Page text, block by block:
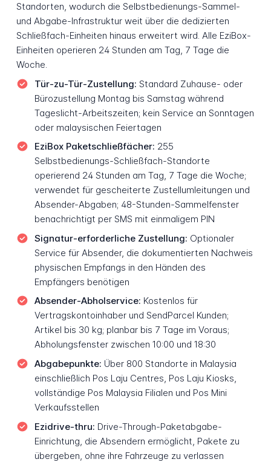
Standorten, wodurch die Selbstbedienungs-Sammel-
und Abgabe-Infrastruktur weit über die dedizierten
Schließfach-Einheiten hinaus erweitert wird. Alle EziBox-
Einheiten operieren 24 Stunden am Tag, 7 Tage die
Woche.
Tür-zu-Tür-Zustellung: Standard Zuhause- oder
Bürozustellung Montag bis Samstag während
Tageslicht-Arbeitszeiten; kein Service an Sonntagen
oder malaysischen Feiertagen
EziBox Paketschließfächer: 255
Selbstbedienungs-Schließfach-Standorte
operierend 24 Stunden am Tag, 7 Tage die Woche;
verwendet für gescheiterte Zustellumleitungen und
Absender-Abgaben; 48-Stunden-Sammelfenster
benachrichtigt per SMS mit einmaligem PIN
Signatur-erforderliche Zustellung: Optionaler
Service für Absender, die dokumentierten Nachweis
physischen Empfangs in den Händen des
Empfängers benötigen
Absender-Abholservice: Kostenlos für
Vertragskontoinhaber und SendParcel Kunden;
Artikel bis 30 kg; planbar bis 7 Tage im Voraus;
Abholungsfenster zwischen 10:00 und 18:30
Abgabepunkte: Über 800 Standorte in Malaysia
einschließlich Pos Laju Centres, Pos Laju Kiosks,
vollständige Pos Malaysia Filialen und Pos Mini
Verkaufsstellen
Ezidrive-thru: Drive-Through-Paketabgabe-
Einrichtung, die Absendern ermöglicht, Pakete zu
übergeben, ohne ihre Fahrzeuge zu verlassen